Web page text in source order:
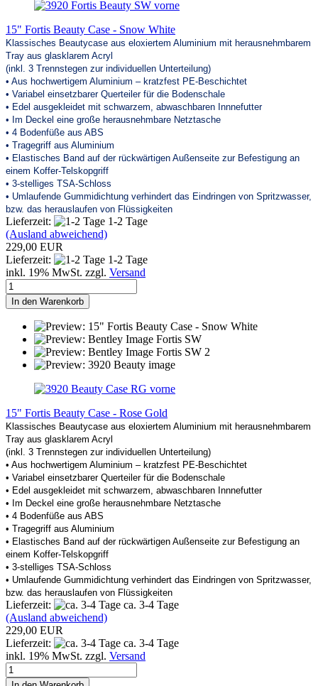
15" Fortis Beauty Case - Snow White
Klassisches Beautycase aus eloxiertem Aluminium mit herausnehmbarem
Tray aus glasklarem Acryl
(inkl. 3 Trennstegen zur individuellen Unterteilung)
• Aus hochwertigem Aluminium – kratzfest PE-Beschichtet
• Variabel einsetzbarer Querteiler für die Bodenschale
• Edel ausgekleidet mit schwarzem, abwaschbaren Innnefutter
• Im Deckel eine große herausnehmbare Netztasche
• 4 Bodenfüße aus ABS
• Tragegriff aus Aluminium
• Elastisches Band auf der rückwärtigen Außenseite zur Befestigung an
einem Koffer-Telskopgriff
• 3-stelliges TSA-Schloss
• Umlaufende Gummidichtung verhindert das Eindringen von Spritzwasser,
bzw. das herauslaufen von Flüssigkeiten
Lieferzeit:
1-2 Tage
(Ausland abweichend)
229,00 EUR
Lieferzeit:
1-2 Tage
inkl. 19% MwSt. zzgl. Versand
In den Warenkorb
15" Fortis Beauty Case - Rose Gold
Klassisches Beautycase aus eloxiertem Aluminium mit herausnehmbarem
Tray aus glasklarem Acryl
(inkl. 3 Trennstegen zur individuellen Unterteilung)
• Aus hochwertigem Aluminium – kratzfest PE-Beschichtet
• Variabel einsetzbarer Querteiler für die Bodenschale
• Edel ausgekleidet mit schwarzem, abwaschbaren Innnefutter
• Im Deckel eine große herausnehmbare Netztasche
• 4 Bodenfüße aus ABS
• Tragegriff aus Aluminium
• Elastisches Band auf der rückwärtigen Außenseite zur Befestigung an
einem Koffer-Telskopgriff
• 3-stelliges TSA-Schloss
• Umlaufende Gummidichtung verhindert das Eindringen von Spritzwasser,
bzw. das herauslaufen von Flüssigkeiten
Lieferzeit:
ca. 3-4 Tage
(Ausland abweichend)
229,00 EUR
Lieferzeit:
ca. 3-4 Tage
inkl. 19% MwSt. zzgl. Versand